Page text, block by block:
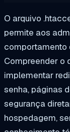
O arquivo
permite aos
comportamento
Compreender o
implementar
senha, páginas
segurança
hospedagem,